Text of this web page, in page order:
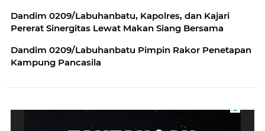
Dandim 0209/Labuhanbatu, Kapolres, dan Kajari
Pererat Sinergitas Lewat Makan Siang Bersama
Dandim 0209/Labuhanbatu Pimpin Rakor Penetapan
Kampung Pancasila